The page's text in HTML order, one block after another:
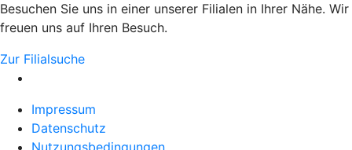
Besuchen Sie uns in einer unserer Filialen in Ihrer Nähe. Wir
freuen uns auf Ihren Besuch.
Zur Filialsuche
Impressum
Datenschutz